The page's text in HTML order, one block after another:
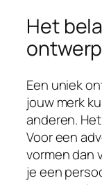
Het
Een uniek
jouw merk
anderen.
Voor een
vormen dan
je een